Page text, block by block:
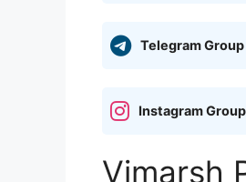
Telegram Group
Instagram Group
Vimarsh